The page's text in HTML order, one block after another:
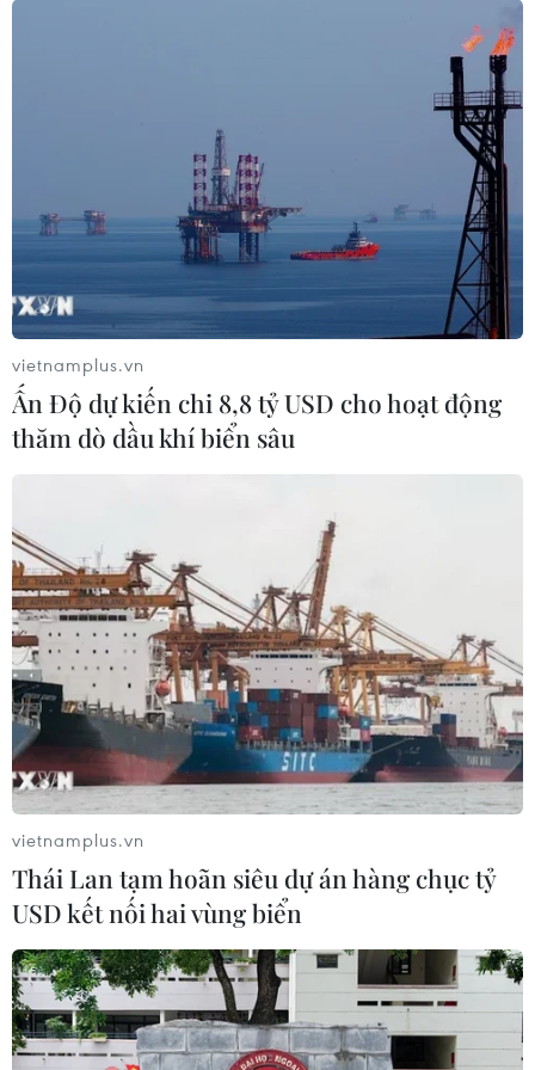
Điểm chuẩn Đại học Bách khoa Hà
Nội lập đỉnh với 29,54 điểm
09/08/2026 06:51
Điểm chuẩn Đại học Kinh tế quốc
dân cao nhất lên đến trên 9,6 điểm
Các trường đại học bắt đầu công bố
điểm chuẩn xét tuyển năm 2026
09/08/2026 06:25
Xem thêm
CƠ QUAN CHỦ QUẢN: THÔNG TẤN XÃ VIỆT NAM
Tổng Biên tập: TRẦN TIẾN DUẨN
Phó Tổng Biên tập: NGUYỄN THỊ TÁM, KHÚC THANH
vietnamplus.vn
Ấn Độ dự kiến chi 8,8 tỷ USD cho hoạt động
thăm dò dầu khí biển sâu
vietnamplus.vn
Thái Lan tạm hoãn siêu dự án hàng chục tỷ
USD kết nối hai vùng biển